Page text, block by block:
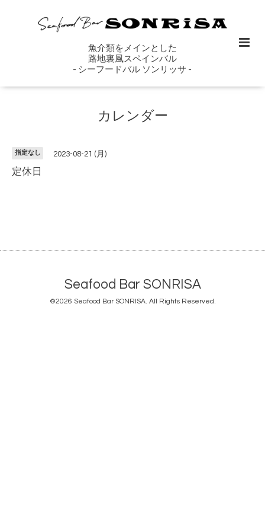
魚介類をメインとした
路地裏風スペインバル
- シーフードバル ソンリッサ -
カレンダー
指定なし 2023-08-21 (月)
定休日
Seafood Bar SONRISA
©2026 Seafood Bar SONRISA. All Rights Reserved.